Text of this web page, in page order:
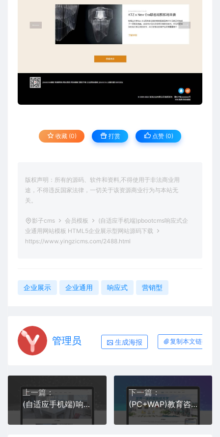
收藏 (0) 打赏 点赞 (0)
版权声明：所有的源码、软件和资料,不得使用于非法商业用
途，不得违反国家法律，一切关于该资源商业行为与本站无
关。
影子cms 会员模板
(自适应手机端)pbootcms响应式企
业通用网站模板 HTML5企业展示型网站源码下载
https://www.yingzicms.com/2488.html
企业展示 企业通用 响应式 营销型
管理员 生成海报 复制本文链接
上一篇：
(自适应手机端)响应式建筑装饰工程pbootcms网站模板 HTML5装修建材装潢公司网站源码下载
下一篇：
(PC+WAP)教育咨询服务类网站pbootcms模板 教育培训出国留学机构网站源码下载